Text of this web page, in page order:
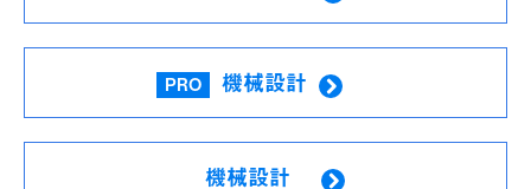
PRO 機械設計
機械設計